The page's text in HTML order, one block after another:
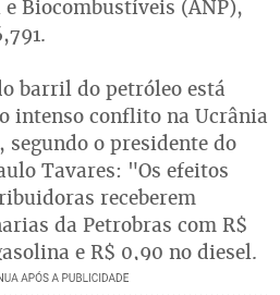
Biocombustíveis (ANP),
barril do petróleo está
intenso conflito na Ucrânia
segundo o presidente do
Tavares: "Os efeitos
receberem
da Petrobras com R$
e R$ 0,90 no diesel.